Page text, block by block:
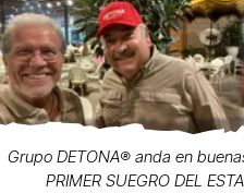
Grupo DETONA®️ anda en
PRIMER SUEGRO DEL